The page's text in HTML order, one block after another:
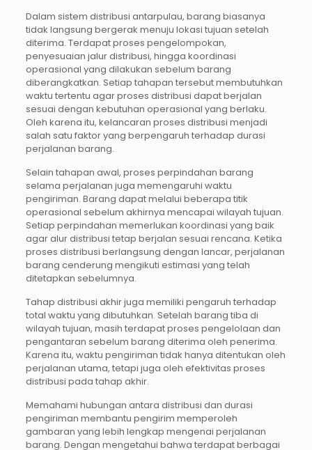
Dalam sistem distribusi antarpulau, barang biasanya
tidak langsung bergerak menuju lokasi tujuan setelah
diterima. Terdapat proses pengelompokan,
penyesuaian jalur distribusi, hingga koordinasi
operasional yang dilakukan sebelum barang
diberangkatkan. Setiap tahapan tersebut membutuhkan
waktu tertentu agar proses distribusi dapat berjalan
sesuai dengan kebutuhan operasional yang berlaku.
Oleh karena itu, kelancaran proses distribusi menjadi
salah satu faktor yang berpengaruh terhadap durasi
perjalanan barang.
Selain tahapan awal, proses perpindahan barang
selama perjalanan juga memengaruhi waktu
pengiriman. Barang dapat melalui beberapa titik
operasional sebelum akhirnya mencapai wilayah tujuan.
Setiap perpindahan memerlukan koordinasi yang baik
agar alur distribusi tetap berjalan sesuai rencana. Ketika
proses distribusi berlangsung dengan lancar, perjalanan
barang cenderung mengikuti estimasi yang telah
ditetapkan sebelumnya.
Tahap distribusi akhir juga memiliki pengaruh terhadap
total waktu yang dibutuhkan. Setelah barang tiba di
wilayah tujuan, masih terdapat proses pengelolaan dan
pengantaran sebelum barang diterima oleh penerima.
Karena itu, waktu pengiriman tidak hanya ditentukan oleh
perjalanan utama, tetapi juga oleh efektivitas proses
distribusi pada tahap akhir.
Memahami hubungan antara distribusi dan durasi
pengiriman membantu pengirim memperoleh
gambaran yang lebih lengkap mengenai perjalanan
barang. Dengan mengetahui bahwa terdapat berbagai